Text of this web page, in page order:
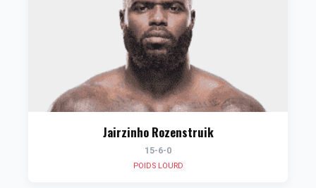
Jairzinho Rozenstruik
15-6-0
POIDS LOURD